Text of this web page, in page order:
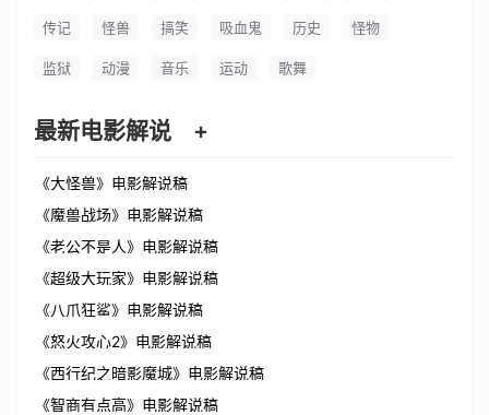
传记 怪兽 搞笑 吸血鬼 历史 怪物
监狱 动漫 音乐 运动 歌舞
最新电影解说 +
《大怪兽》电影解说稿
《魔兽战场》电影解说稿
《老公不是人》电影解说稿
《超级大玩家》电影解说稿
《八爪狂鲨》电影解说稿
《怒火攻心2》电影解说稿
《西行纪之暗影魔城》电影解说稿
《智商有点高》电影解说稿